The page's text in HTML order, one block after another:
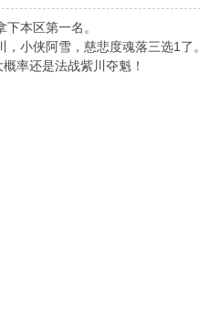
下本区第一名。
小侠阿雪，慈悲度魂落三选1了。
率还是法战紫川夺魁！